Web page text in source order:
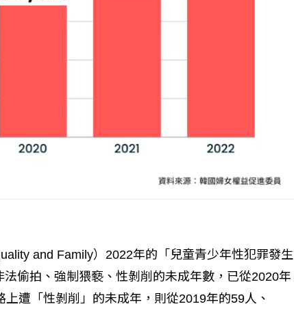
and Family）2022年的「兒童青少年性犯罪發生
偷拍、強制猥褻、性剝削的未成年數，已從2020年
遭「性剝削」的未成年，則從2019年的59人、
的真實故事